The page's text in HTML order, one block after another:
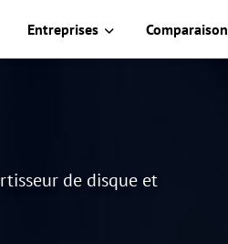
Entreprises Comparaison
de disque et